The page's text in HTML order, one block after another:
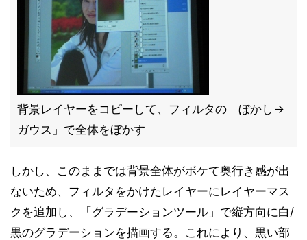
背景レイヤーをコピーして、フィルタの「ぼかし→
ガウス」で全体をぼかす
しかし、このままでは背景全体がボケて奥行き感が出
ないため、フィルタをかけたレイヤーにレイヤーマス
クを追加し、「グラデーションツール」で縦方向に白/
黒のグラデーションを描画する。これにより、黒い部